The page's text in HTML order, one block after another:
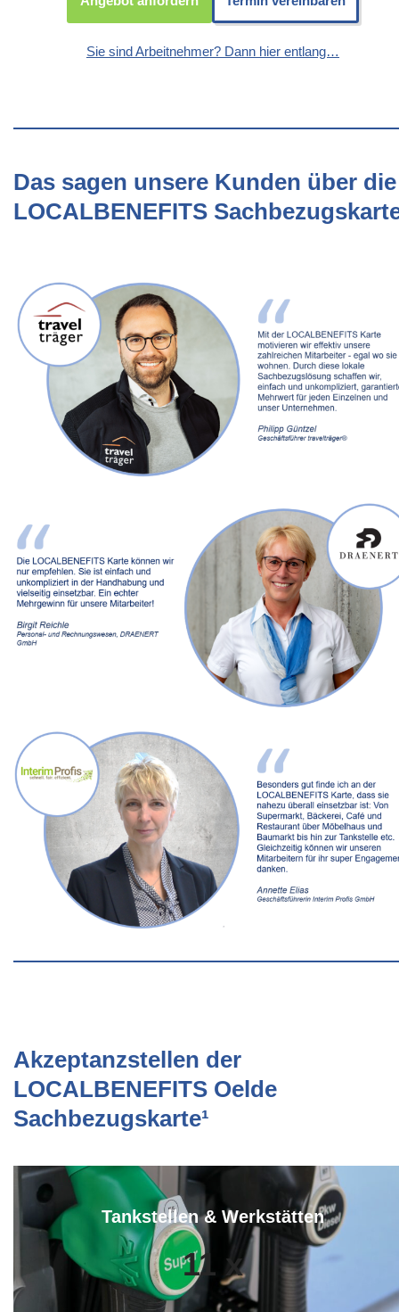
Sie sind Arbeitnehmer? Dann hier entlang…
Das sagen unsere Kunden über die
LOCALBENEFITS
Akzeptanzstellen der
LOCALBENEFITS Oelde
Sachbezugskarte¹
Tankstellen & Werkstätten
11 x